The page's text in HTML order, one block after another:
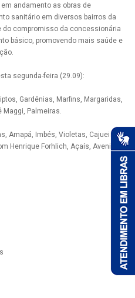
andamento as obras de
sanitário em diversos bairros da
compromisso da concessionária
básico, promovendo mais saúde e
segunda-feira (29.09):
Gardênias, Marfins, Margaridas,
Maggi, Palmeiras.
Amapá, Imbés, Violetas, Cajueiros,
Henrique Forhlich, Açaís, Avenida